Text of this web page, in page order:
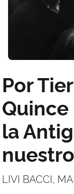
Por
la
LIVI BACCI,